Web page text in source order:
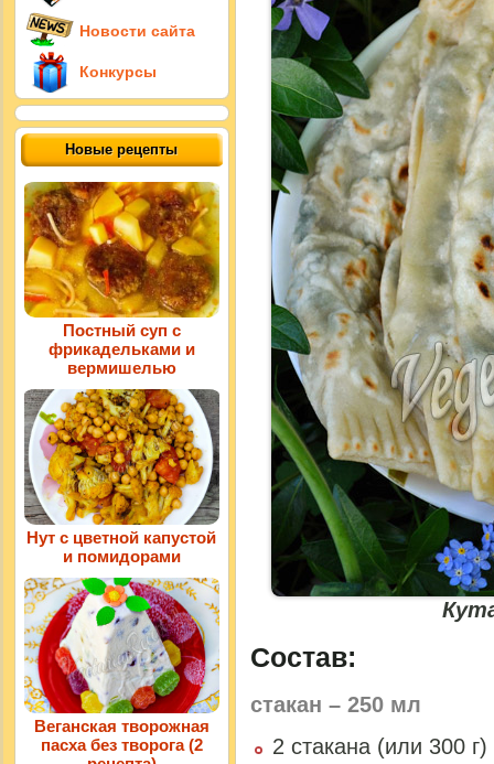
Состав:
стакан – 250 мл
2 стакана (или 300
Новости сайта
Конкурсы
Новые рецепты
Постный суп с
фрикадельками и
вермишелью
Нут с цветной капустой
и помидорами
Веганская творожная
пасха без творога (2